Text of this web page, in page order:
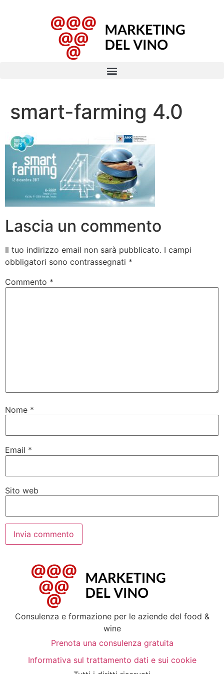
smart-farming 4.0
Lascia un commento
Il tuo indirizzo email non sarà pubblicato. I campi
obbligatori sono contrassegnati *
Commento *
Nome *
Email *
Sito web
Consulenza e formazione per le aziende del food &
wine
Prenota una consulenza gratuita
Informativa sul trattamento dati e sui cookie